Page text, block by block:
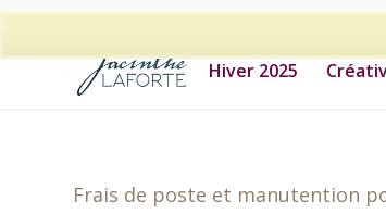
514-278-9938
Hiver 2025
Frais de poste et manutention